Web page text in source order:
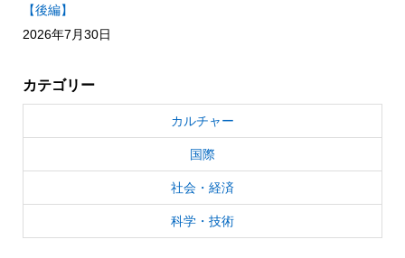
【後編】
2026年7月30日
カテゴリー
カルチャー
国際
社会・経済
科学・技術